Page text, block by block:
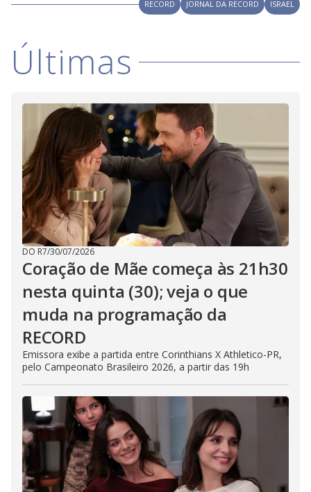
V
i
d
e
o
d RECORD JORNAL DA RECORD ISRAEL
Últimas
DO R7/30/07/2026
Coração de Mãe começa às 21h30
nesta quinta (30); veja o que
muda na programação da
RECORD
Emissora exibe a partida entre Corinthians X Athletico-PR,
pelo Campeonato Brasileiro 2026, a partir das 19h